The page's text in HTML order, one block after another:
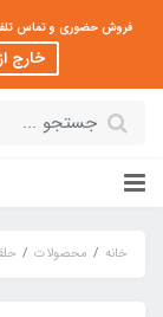
فروش حضوری و تماس تلفنی فقط از ساعت 11:30 صبح
خارج
خانه محصولات